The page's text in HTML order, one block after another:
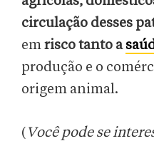
circulação desses
emrisco tanto a
produção e o
origem animal.
( Você pode se